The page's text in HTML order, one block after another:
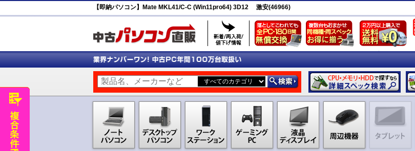
【即納パソコン】Mate MKL41/C-C (Win11pro64) 3D12 激安(46966)